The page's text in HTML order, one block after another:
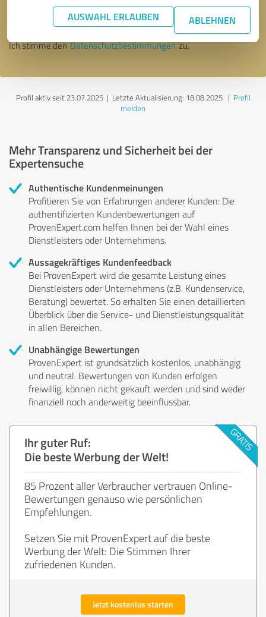
AUSWAHL ERLAUBEN ABLEHNEN
Nachricht senden
Ich stimme denDatenschutzbestimmungenzu.
Profil aktiv seit 23.07.2025 | Letzte Aktualisierung: 18.08.2025| Profil
melden
Mehr Transparenz und Sicherheit bei der
Expertensuche
Authentische Kundenmeinungen
Profitieren Sie von Erfahrungen anderer Kunden: Die
authentifizierten Kundenbewertungen auf
ProvenExpert.com helfen Ihnen bei der Wahl eines
Dienstleisters oder Unternehmens.
Aussagekräftiges Kundenfeedback
Bei ProvenExpert wird die gesamte Leistung eines
Dienstleisters oder Unternehmens (z.B. Kundenservice,
Beratung) bewertet. So erhalten Sie einen detaillierten
Überblick über die Service- und Dienstleistungsqualität
in allen Bereichen.
Unabhängige Bewertungen
ProvenExpert ist grundsätzlich kostenlos, unabhängig
und neutral. Bewertungen von Kunden erfolgen
freiwillig, können nicht gekauft werden und sind weder
finanziell noch anderweitig beeinflussbar.
Ihr guter Ruf:
Die beste Werbung der Welt!
85 Prozent aller Verbraucher vertrauen Online-
Bewertungen genauso wie persönlichen
Empfehlungen.
Setzen Sie mit ProvenExpert auf die beste
Werbung der Welt: Die Stimmen Ihrer
zufriedenen Kunden.
Jetzt kostenlos starten